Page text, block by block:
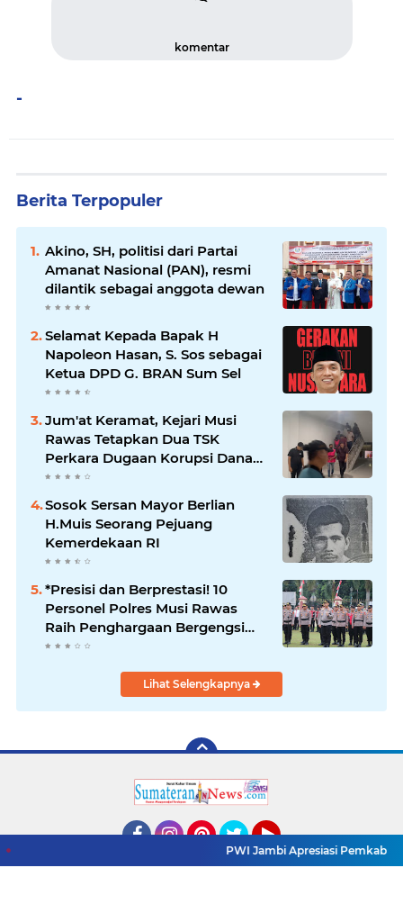
komentar
-
Berita Terpopuler
Akino, SH, politisi dari Partai
Amanat Nasional (PAN), resmi
dilantik sebagai anggota dewan
Selamat Kepada Bapak H
Napoleon Hasan, S. Sos sebagai
Ketua DPD G. BRAN Sum Sel
Jum'at Keramat, Kejari Musi
Rawas Tetapkan Dua TSK
Perkara Dugaan Korupsi Dana
Peremajaan PSR
Sosok Sersan Mayor Berlian
H.Muis Seorang Pejuang
Kemerdekaan RI
*Presisi dan Berprestasi! 10
Personel Polres Musi Rawas
Raih Penghargaan Bergengsi
dari Kapolda Sumsel*
Lihat Selengkapnya
PinterestTwitterYouTube
PWI Jambi Apresiasi Pemkab